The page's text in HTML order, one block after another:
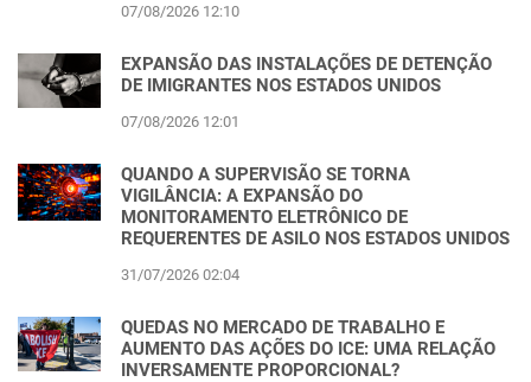
07/08/2026 12:10
EXPANSÃO DAS INSTALAÇÕES DE DETENÇÃO
DE IMIGRANTES NOS ESTADOS UNIDOS
07/08/2026 12:01
QUANDO A SUPERVISÃO SE TORNA
VIGILÂNCIA: A EXPANSÃO DO
MONITORAMENTO ELETRÔNICO DE
REQUERENTES DE ASILO NOS ESTADOS UNIDOS
31/07/2026 02:04
QUEDAS NO MERCADO DE TRABALHO E
AUMENTO DAS AÇÕES DO ICE: UMA RELAÇÃO
INVERSAMENTE PROPORCIONAL?